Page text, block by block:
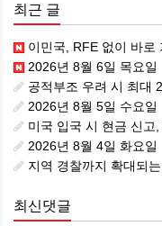
최근 글
이민국, RFE 없이 바로 거절 가능
2026년 8월 6일 목요일
공적부조 우려 시 최대 25만
2026년 8월 5일 수요일
미국 입국 시 현금 신고
2026년 8월 4일 화요일
지역 경찰까지 확대되는 이
최신댓글